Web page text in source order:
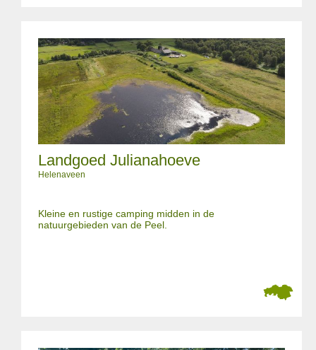
Landgoed Julianahoeve
Helenaveen
Kleine en rustige camping midden in de
natuurgebieden van de Peel.